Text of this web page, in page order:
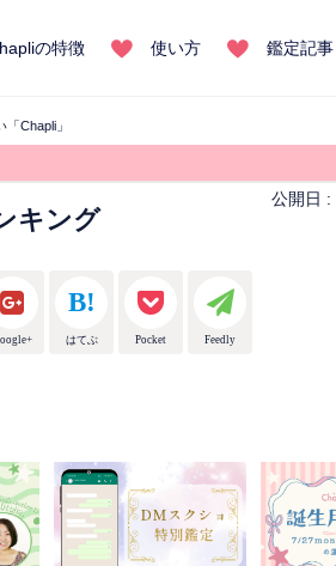
の特徴 使い方 鑑定記事
Chapli」
公開日 :
キング
はてぶ Pocket Feedly